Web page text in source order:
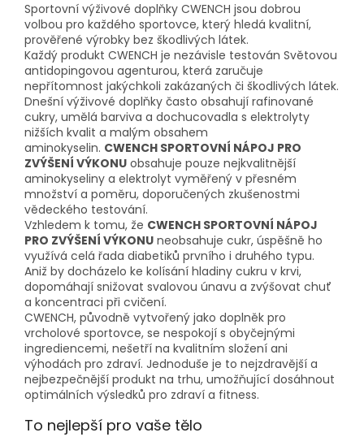
Sportovní výživové doplňky CWENCH jsou dobrou
volbou pro každého sportovce, který hledá kvalitní,
prověřené výrobky bez škodlivých látek.
Každý produkt CWENCH je nezávisle testován Světovou
antidopingovou agenturou, která zaručuje
nepřítomnost jakýchkoli zakázaných či škodlivých látek.
Dnešní výživové doplňky často obsahují rafinované
cukry, umělá barviva a dochucovadla s elektrolyty
nižších kvalit a malým obsahem
aminokyselin. CWENCH SPORTOVNÍ NÁPOJ PRO
ZVÝŠENÍ VÝKONU obsahuje pouze nejkvalitnější
aminokyseliny a elektrolyt vyměřený v přesném
množství a poměru, doporučených zkušenostmi
vědeckého testování.
Vzhledem k tomu, že CWENCH SPORTOVNÍ NÁPOJ
PRO ZVÝŠENÍ VÝKONU neobsahuje cukr, úspěšně ho
využívá celá řada diabetiků prvního i druhého typu.
Aniž by docházelo ke kolísání hladiny cukru v krvi,
dopomáhají snižovat svalovou únavu a zvýšovat chuť
a koncentraci při cvičení.
CWENCH, původně vytvořený jako doplněk pro
vrcholové sportovce, se nespokojí s obyčejnými
ingrediencemi, nešetří na kvalitním složení ani
výhodách pro zdraví. Jednoduše je to nejzdravější a
nejbezpečnější produkt na trhu, umožňující dosáhnout
optimálních výsledků pro zdraví a fitness.
To nejlepší pro vaše tělo